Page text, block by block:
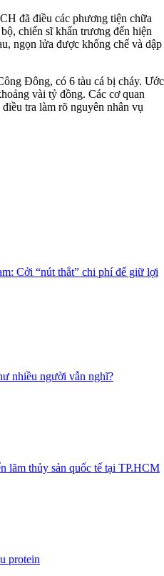
đã điều các phương tiện chữa
chiến sĩ khẩn trương đến hiện
ngọn lửa được khống chế và dập
Đông, có 6 tàu cá bị cháy. Ước
vài tỷ đồng. Các cơ quan
tra làm rõ nguyên nhân vụ
Cởi “nút thắt” chi phí để giữ lợi
nhiều người vẫn nghĩ?
lãm thủy sản quốc tế tại TP.HCM
protein